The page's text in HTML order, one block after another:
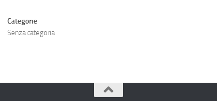
Categorie
Senza categoria